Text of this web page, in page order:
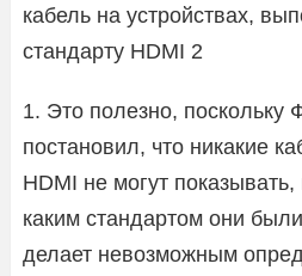
кабель на устройствах,
стандарту HDMI 2
1. Это полезно, поскольку
постановил, что никакие
HDMI не могут показывать,
каким стандартом они
делает невозможным